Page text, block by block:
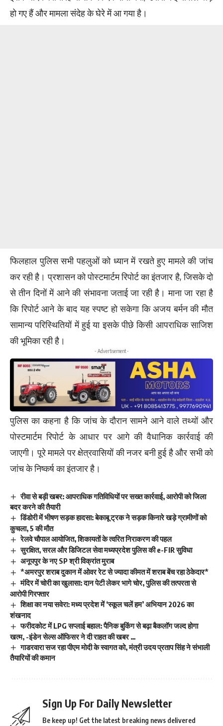
हो गए हैं और मामला संदेह के घेरे में आ गया है।
फिलहाल पुलिस सभी पहलुओं को ध्यान में रखते हुए मामले की जांच
कर रही है। प्रशासन को पोस्टमार्टम रिपोर्ट का इंतजार है, जिसके दो
से तीन दिनों में आने की संभावना जताई जा रही है। माना जा रहा है
कि रिपोर्ट आने के बाद यह स्पष्ट हो सकेगा कि अजय बर्मन की मौत
सामान्य परिस्थितियों में हुई या इसके पीछे किसी आपराधिक साजिश
की भूमिका रही है।
- Advertisement -
पुलिस का कहना है कि जांच के दौरान सामने आने वाले तथ्यों और
पोस्टमार्टम रिपोर्ट के आधार पर आगे की वैधानिक कार्रवाई की
जाएगी। पूरे मामले पर क्षेत्रवासियों की नजर बनी हुई है और सभी को
जांच के निष्कर्ष का इंतजार है।
रीवा से बड़ी खबर: आपराधिक गतिविधियों पर सख्त कार्रवाई, आरोपी को जिला
बदर करने की तैयारी
डिंडोरी में भीषण सड़क हादसा: बेकाबू ट्रक ने सड़क किनारे खड़े ग्रामीणों को
कुचला, 5 की मौत
रेलवे चौपाल आयोजित, शिकायतों के त्वरित निराकरण की पहल
सुरक्षित, सरल और डिजिटल सेवा मध्यप्रदेश पुलिस की e-FIR सुविधा
अनूपपुर के नए SP श्री विक्रांत मुराब
*अमरपुर शराब दुकान में ओवर रेट से ज्यादा कीमत में शराब बेंच रहा ठेकेदार*
मंदिर में चोरी का खुलासा: दान पेटी लेकर भागे चोर, पुलिस की तत्परता से
आरोपी गिरफ्तार
शिक्षा का नया सवेरा: मध्य प्रदेश में ‘स्कूल चलें हम’ अभियान 2026 का
शंखनाद
फरीदकोट में LPG सप्लाई बहाल: पैनिक बुकिंग से बढ़ा बैकलॉग जल्द होगा
खत्म, -इंडेन सेल्स ऑफिसर ने दी राहत की खबर …
गाडरवारा सज रहा पीएम मोदी के स्वागत को, मंत्री उदय प्रताप सिंह ने संभाली
तैयारियों की कमान
Sign Up For Daily Newsletter
Be keep up! Get the latest breaking news delivered